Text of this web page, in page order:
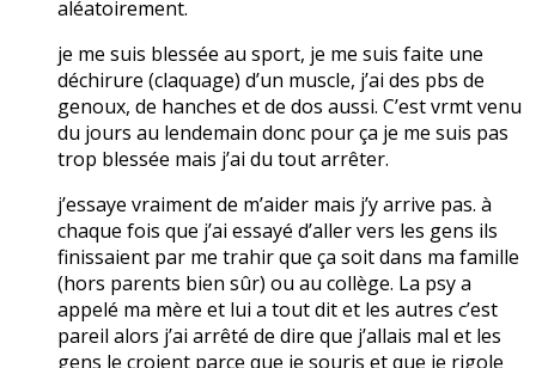
aléatoirement.
je me suis blessée au sport, je me suis faite une
déchirure (claquage) d’un muscle, j’ai des pbs de
genoux, de hanches et de dos aussi. C’est vrmt venu
du jours au lendemain donc pour ça je me suis pas
trop blessée mais j’ai du tout arrêter.
j’essaye vraiment de m’aider mais j’y arrive pas. à
chaque fois que j’ai essayé d’aller vers les gens ils
finissaient par me trahir que ça soit dans ma famille
(hors parents bien sûr) ou au collège. La psy a
appelé ma mère et lui a tout dit et les autres c’est
pareil alors j’ai arrêté de dire que j’allais mal et les
gens le croient parce que je souris et que je rigole